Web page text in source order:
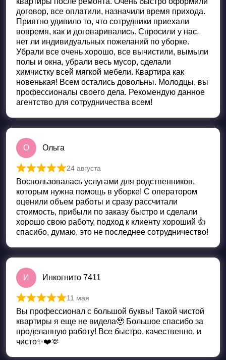
договор, все оплатили, назначили время прихода.
Приятно удивило то, что сотрудники приехали
вовремя, как и договаривались. Спросили у нас,
нет ли индивидуальных пожеланий по уборке.
Убрали все очень хорошо, все вычистили, вымыли
полы и окна, убрали весь мусор, сделали
химчистку всей мягкой мебели. Квартира как
новенькая! Всем остались довольны. Молодцы, вы
профессионалы своего дела. Рекомендую данное
агентство для сотрудничества всем!
О Ольга
Оценка из 5
24 августа
Воспользовалась услугами для родственников,
которым нужна помощь в уборке! С оператором
оценили объем работы и сразу рассчитали
стоимость, прибыли по заказу быстро и сделали
хорошо свою работу, подход к клиенту хороший 👍
спасибо, думаю, это не последнее сотрудничество!
И Инкогнито 7411
Оценка
11 мая
Вы профессионал с большой буквы! Такой чистой
квартиры я еще не видела🥹 Большое спасибо за
проделанную работу! Все быстро, качественно, и
чисто✨❤️🫶